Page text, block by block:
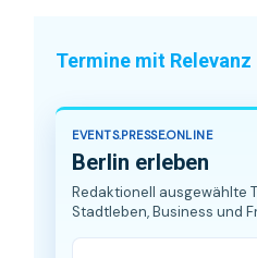
Termine mit Relevanz
EVENTS.PRESSE.ONLINE
Berlin erleben
Redaktionell ausgewählte
Stadtleben, Business und